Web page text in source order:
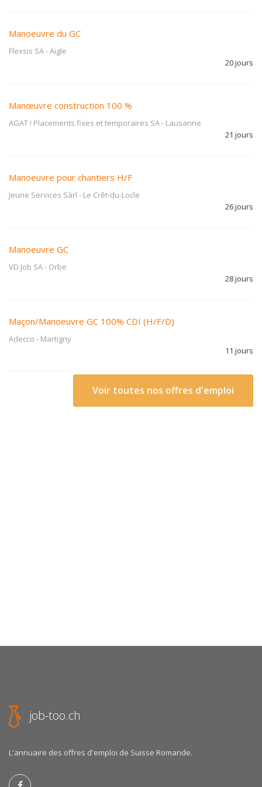
Manoeuvre du GC
Flexsis SA-Aigle
20 jours
Manœuvre construction 100 %
AGAT ! Placements fixes et temporaires SA- Lausanne
21 jours
Manoeuvre pour chantiers H/F
Jeune Services Sàrl - Le Crêt-du-Locle
26 jours
Manoeuvre GC
VD Job SA- Orbe
28 jours
Maçon/Manoeuvre GC 100% CDI (H/F/D)
Adecco - Martigny
11 jours
Voir toutes nos offres d'emploi
job-too.ch
L'annuaire des offres d'emploi de Suisse Romande.